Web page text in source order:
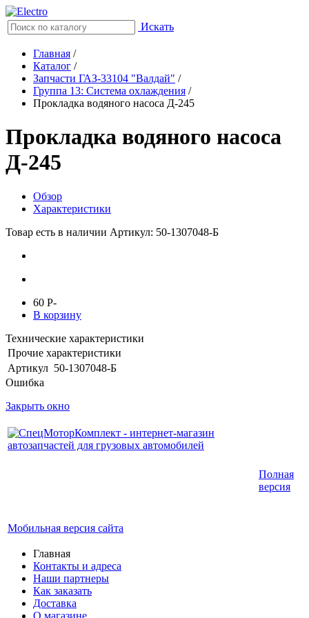
Искать
Главная /
Каталог /
Запчасти ГАЗ-33104 "Валдай" /
Группа 13: Система охлаждения /
Прокладка водяного насоса Д-245
Прокладка водяного насоса
Д-245
Обзор
Характеристики
Товар есть в наличии Артикул: 50-1307048-Б
60 P-
В корзину
Технические характеристики
Прочие характеристики
Артикул 50-1307048-Б
Ошибка
Закрыть окно
Мобильная версия сайта
Полная
версия
Главная
Контакты и адреса
Наши партнеры
Как заказать
Доставка
О магазине